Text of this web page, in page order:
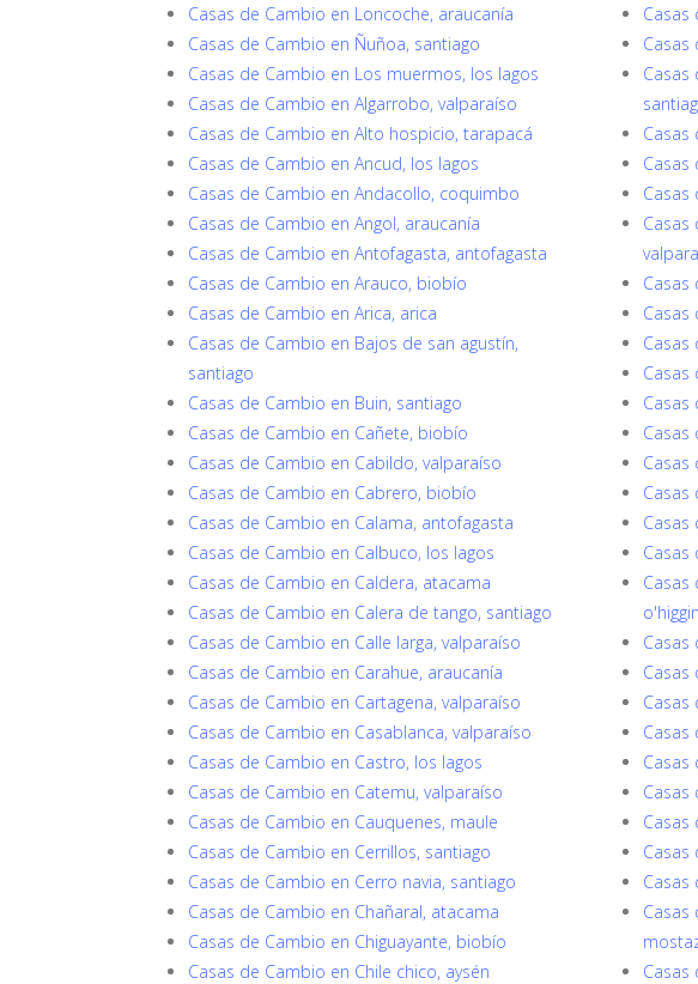
Casas de Cambio en Loncoche, araucanía
Casas de Cambio en Ñuñoa, santiago
Casas de Cambio en Los muermos, los lagos
Casas de Cambio en Algarrobo, valparaíso
Casas de Cambio en Alto hospicio, tarapacá
Casas de Cambio en Ancud, los lagos
Casas de Cambio en Andacollo, coquimbo
Casas de Cambio en Angol, araucanía
Casas de Cambio en Antofagasta, antofagasta
Casas de Cambio en Arauco, biobío
Casas de Cambio en Arica, arica
Casas de Cambio en Bajos de san agustín,
santiago
Casas de Cambio en Buin, santiago
Casas de Cambio en Cañete, biobío
Casas de Cambio en Cabildo, valparaíso
Casas de Cambio en Cabrero, biobío
Casas de Cambio en Calama, antofagasta
Casas de Cambio en Calbuco, los lagos
Casas de Cambio en Caldera, atacama
Casas de Cambio en Calera de tango, santiago
Casas de Cambio en Calle larga, valparaíso
Casas de Cambio en Carahue, araucanía
Casas de Cambio en Cartagena, valparaíso
Casas de Cambio en Casablanca, valparaíso
Casas de Cambio en Castro, los lagos
Casas de Cambio en Catemu, valparaíso
Casas de Cambio en Cauquenes, maule
Casas de Cambio en Cerrillos, santiago
Casas de Cambio en Cerro navia, santiago
Casas de Cambio en Chañaral, atacama
Casas de Cambio en Chiguayante, biobío
Casas de Cambio en Chile chico, aysén
Casas
Casas
Casas
Casas
Casas
Casas
Casas
Casas
Casas
Casas
Casas
Casas
Casas
Casas
Casas
Casas
Casas
Casas
Casas
Casas
Casas
Casas
Casas
Casas
Casas
Casas
Casas
Casas
Casas